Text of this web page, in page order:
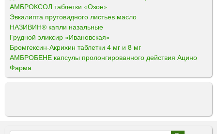
АМБРОКСОЛ таблетки «Озон»
Эвкалипта прутовидного листьев масло
НАЗИВИН® капли назальные
Грудной эликсир «Ивановская»
Бромгексин-Акрихин таблетки 4 мг и 8 мг
АМБРОБЕНЕ капсулы пролонгированного действия Ацино
Фарма